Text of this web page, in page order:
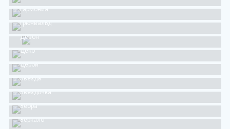
Гармония
Грюнвальд
Девон
Деко
Дерби
Звезда
Звездочка
Зебра
Зеркало